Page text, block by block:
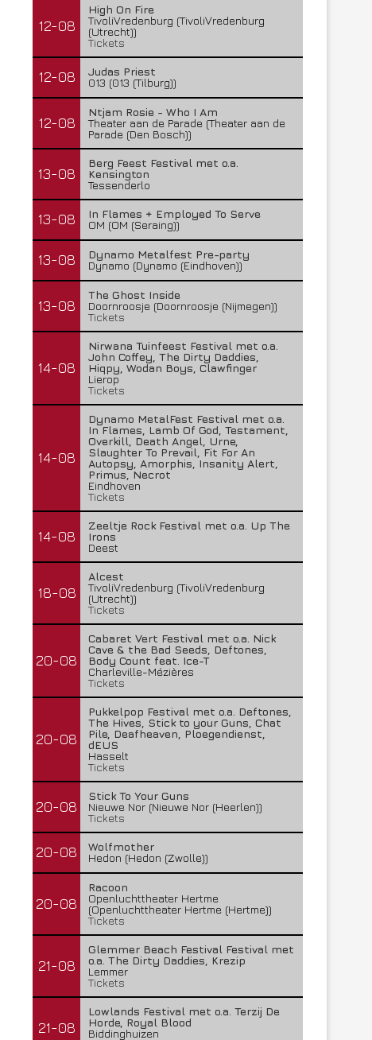
12-08
High On Fire
TivoliVredenburg (TivoliVredenburg
(Utrecht))
Tickets
12-08
Judas Priest
013 (013 (Tilburg))
12-08
Ntjam Rosie - Who I Am
Theater aan de Parade (Theater aan de
Parade (Den Bosch))
13-08
Berg Feest Festival met o.a.
Kensington
Tessenderlo
13-08
In Flames + Employed To Serve
OM (OM (Seraing))
13-08
Dynamo Metalfest Pre-party
Dynamo (Dynamo (Eindhoven))
13-08
The Ghost Inside
Doornroosje (Doornroosje (Nijmegen))
Tickets
14-08
Nirwana Tuinfeest Festival met o.a.
John Coffey, The Dirty Daddies,
Hiqpy, Wodan Boys, Clawfinger
Lierop
Tickets
14-08
Dynamo MetalFest Festival met o.a.
In Flames, Lamb Of God, Testament,
Overkill, Death Angel, Urne,
Slaughter To Prevail, Fit For An
Autopsy, Amorphis, Insanity Alert,
Primus, Necrot
Eindhoven
Tickets
14-08
Zeeltje Rock Festival met o.a. Up The
Irons
Deest
18-08
Alcest
TivoliVredenburg (TivoliVredenburg
(Utrecht))
Tickets
20-08
Cabaret Vert Festival met o.a. Nick
Cave & the Bad Seeds, Deftones,
Body Count feat. Ice-T
Charleville-Mézières
Tickets
20-08
Pukkelpop Festival met o.a. Deftones,
The Hives, Stick to your Guns, Chat
Pile, Deafheaven, Ploegendienst,
dEUS
Hasselt
Tickets
20-08
Stick To Your Guns
Nieuwe Nor (Nieuwe Nor (Heerlen))
Tickets
20-08
Wolfmother
Hedon (Hedon (Zwolle))
20-08
Racoon
Openluchttheater Hertme
(Openluchttheater Hertme (Hertme))
Tickets
21-08
Glemmer Beach Festival Festival met
o.a. The Dirty Daddies, Krezip
Lemmer
Tickets
21-08
Lowlands Festival met o.a. Terzij De
Horde, Royal Blood
Biddinghuizen